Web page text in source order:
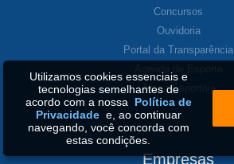
Concursos
Ouvidoria
Portal da Transparência
Arena Esportiva
Empresas
Utilizamos cookies essenciais e
tecnologias semelhantes de
acordo com a nossa Política de
Privacidadee, ao continuar
navegando, você concorda com
estas condições.